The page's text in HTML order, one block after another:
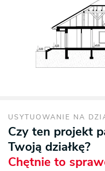
USYTUOWANIE NA
Czy ten projekt
Twoją działkę?
Chętnie to